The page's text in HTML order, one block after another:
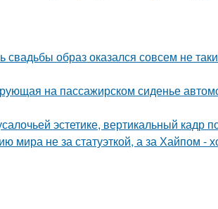
образ оказался совсем не
на пассажирском сиденье
эстетике, вертикальный кадр
мира не за статуэткой, а за Хайпом -